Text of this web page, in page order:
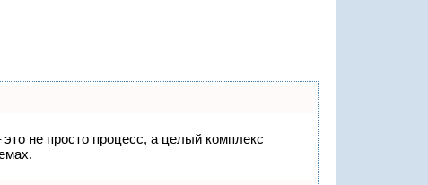
не просто процесс, а целый комплекс